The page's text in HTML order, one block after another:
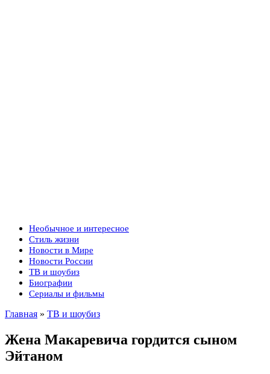
Необычное и интересное
Стиль жизни
Новости в Мире
Новости России
ТВ и шоубиз
Биографии
Сериалы и фильмы
Главная » ТВ и шоубиз
Жена Макаревича гордится сыном
Эйтаном